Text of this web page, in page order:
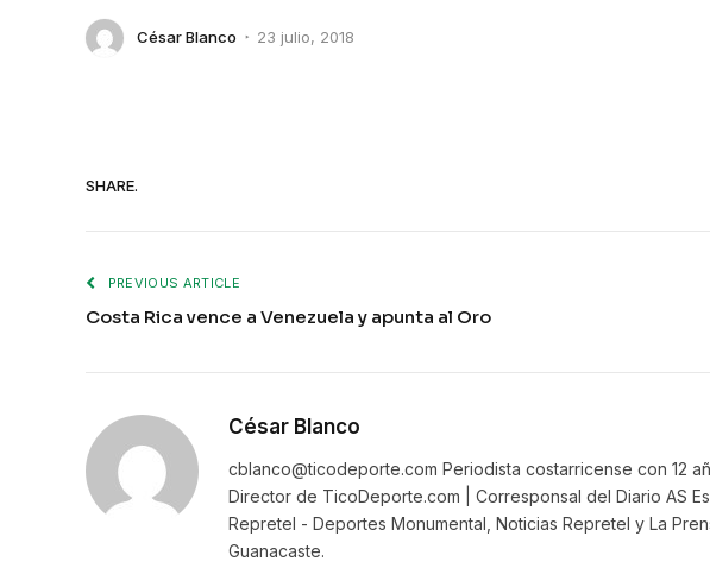
César Blanco 23 julio, 2018
SHARE.
PREVIOUS ARTICLE
Costa Rica vence a Venezuela y apunta al Oro
César Blanco
cblanco@ticodeporte.com Periodista costarricense con 12
Director de TicoDeporte.com | Corresponsal del Diario AS
Repretel - Deportes Monumental, Noticias Repretel y La
Guanacaste.